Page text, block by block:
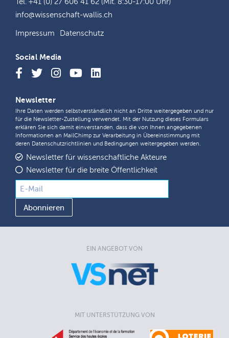
Tel. +41 (0) 27 606 41 62 (Mit. 8:30-17:00 Uhr)
info@wissenschaft-wallis.ch
Impressum Datenschutz
Social Media
Newsletter
Ihre Daten werden selbstverständlich nicht an Dritte weitergegeben und nur
für die Newsletter-Zustellung verwendet. Mit der Nutzung dieses Formulars
erklären Sie sich damit einverstanden, dass die von Ihnen angegebenen
Informationen an MailChimp zur Verarbeitung in Übereinstimmung mit
deren Datenschutzrichtlinien und Bedingungen weitergegeben werden.
Newsletter für wissenschaftliche Akteure
Newsletter für die breite Öffentlichkeit
EIN ANGEBOT VON
MIT UNTERSTÜTZUNG VON